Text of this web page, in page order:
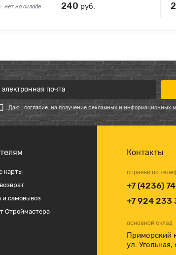
нет на складе 240 руб.
Даю согласие на получение рекламных и информационных
Контакты
справки по
+7 (4236)
+7 924 233
основной склад
Приморский
ул. Угольная,
карты
и самовывоз
Строймастера